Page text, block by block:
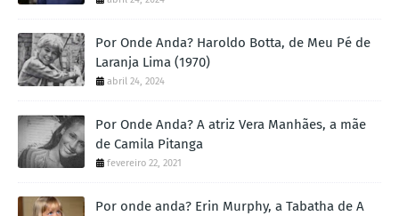
Por Onde Anda? Haroldo Botta, de Meu Pé de
Laranja Lima (1970)
abril 24, 2024
Por Onde Anda? A atriz Vera Manhães, a mãe
de Camila Pitanga
fevereiro 22, 2021
Por onde anda? Erin Murphy, a Tabatha de A